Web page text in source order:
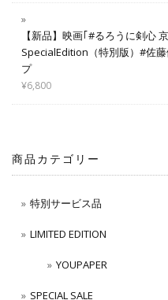
【新品】映画｢#るろうに剣心
SpecialEdition（特別版）#佐
プ
¥6,800
商品カテゴリー
特別サービス品
LIMITED EDITION
YOUPAPER
SPECIAL SALE